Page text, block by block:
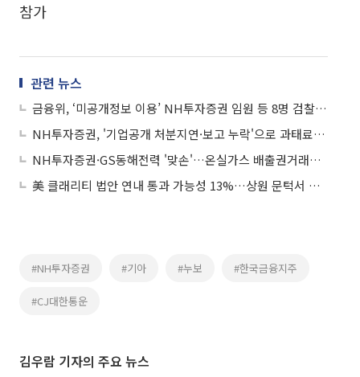
참가
관련 뉴스
금융위, ‘미공개정보 이용’ NH투자증권 임원 등 8명 검찰 고발
NH투자증권, '기업공개 처분지연·보고 누락'으로 과태료 4400만원 부과
NH투자증권·GS동해전력 '맞손'…온실가스 배출권거래제 상호 협력
美 클래리티 법안 연내 통과 가능성 13%…상원 문턱서 제동
#NH투자증권 #기아 #누보 #한국금융지주
#CJ대한통운
김우람 기자의 주요 뉴스